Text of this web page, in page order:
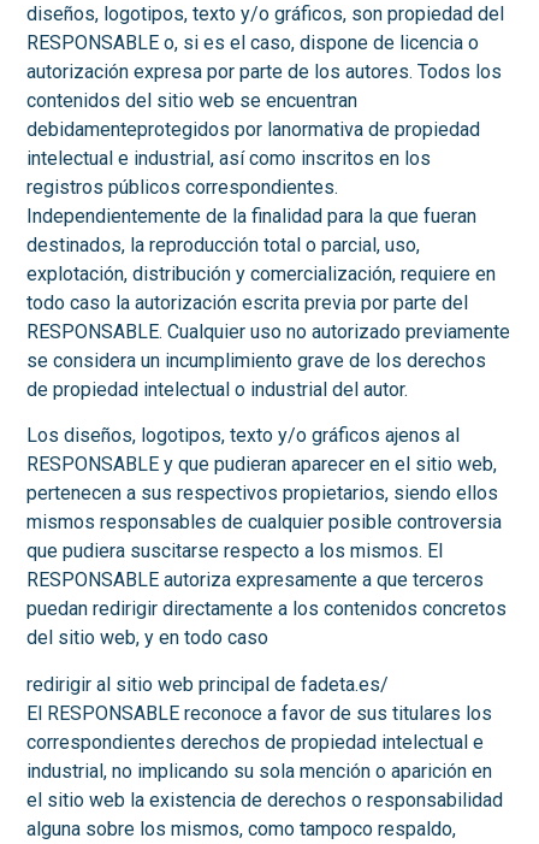
diseños, logotipos, texto y/o gráficos, son propiedad del
RESPONSABLE o, si es el caso, dispone de licencia o
autorización expresa por parte de los autores. Todos los
contenidos del sitio web se encuentran
debidamenteprotegidos por lanormativa de propiedad
intelectual e industrial, así como inscritos en los
registros públicos correspondientes.
Independientemente de la finalidad para la que fueran
destinados, la reproducción total o parcial, uso,
explotación, distribución y comercialización, requiere en
todo caso la autorización escrita previa por parte del
RESPONSABLE. Cualquier uso no autorizado previamente
se considera un incumplimiento grave de los derechos
de propiedad intelectual o industrial del autor.
Los diseños, logotipos, texto y/o gráficos ajenos al
RESPONSABLE y que pudieran aparecer en el sitio web,
pertenecen a sus respectivos propietarios, siendo ellos
mismos responsables de cualquier posible controversia
que pudiera suscitarse respecto a los mismos. El
RESPONSABLE autoriza expresamente a que terceros
puedan redirigir directamente a los contenidos concretos
del sitio web, y en todo caso
redirigir al sitio web principal de fadeta.es/
El RESPONSABLE reconoce a favor de sus titulares los
correspondientes derechos de propiedad intelectual e
industrial, no implicando su sola mención o aparición en
el sitio web la existencia de derechos o responsabilidad
alguna sobre los mismos, como tampoco respaldo,